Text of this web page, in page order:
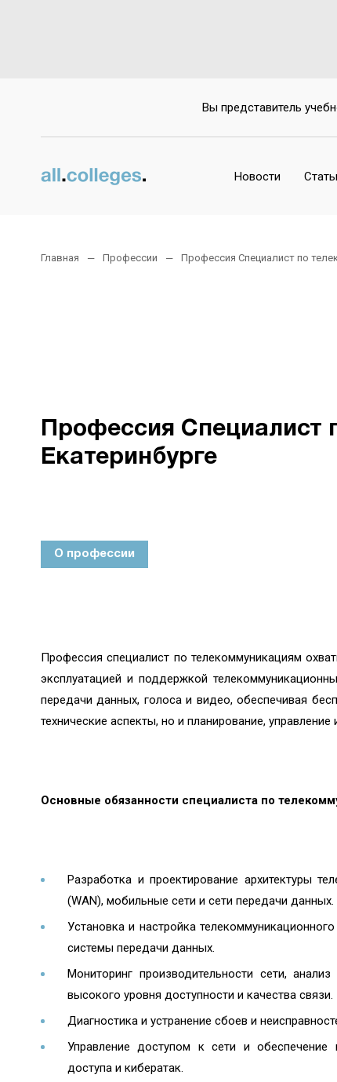
Вы представитель
Новости
Главная Профессии Профессия Специалист по
Профессия Специалист
Екатеринбурге
О профессии
Профессия специалист по телекоммуникациям
эксплуатацией и поддержкой
передачи данных, голоса и видео, обеспечивая
технические аспекты, но и планирование,
Основные обязанности специалиста по
Разработка и проектирование архитектуры
(WAN), мобильные сети и сети передачи данных.
Установка и настройка
системы передачи данных.
Мониторинг производительности сети,
высокого уровня доступности и качества связи.
Диагностика и устранение сбоев и
Управление доступом к сети и обеспечение
доступа и кибератак.